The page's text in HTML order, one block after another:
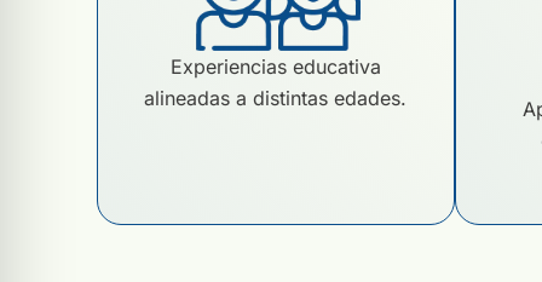
Experiencias educativa
alineadas a distintas edades.